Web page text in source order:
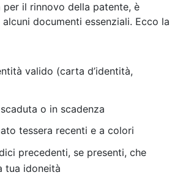
il rinnovo della patente, è
documenti essenziali. Ecco la
valido (carta d’identità,
o in scadenza
tessera recenti e a colori
precedenti, se presenti, che
tua idoneità